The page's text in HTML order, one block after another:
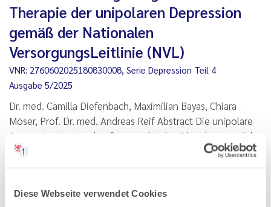
Diese Webseite verwendet Cookies
Therapie der unipolaren Depression
gemäß der Nationalen
VersorgungsLeitlinie (NVL)
VNR: 2760602025180830008, Serie Depression Teil 4
Ausgabe 5/2025
Dr. med. Camilla Diefenbach, Maximilian Bayas, Chiara
Möser, Prof. Dr. med. Andreas Reif Abstract Die unipolare
Depression ist eine häufige psychische Erkrankung, welche
in großem Ausmaß sowohl persönliches Leid als auch
gesellschaftliche Kosten verursacht. Obwohl in…
Lesen PDF